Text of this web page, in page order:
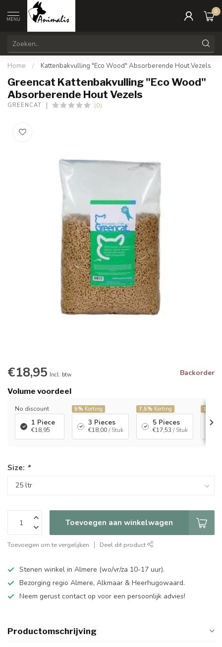
MENU
0
Home / Kattenbakvulling "Eco Wood" Absorberende Hout Vezels
Greencat Kattenbakvulling "Eco Wood"
Absorberende Hout Vezels
GREENCAT (0)
€18,95 Incl. btw
Backorder
Volume voordeel
No discount
1 Piece
€18,95
5% Korting
3 Pieces
€18,00/ Stuk
7,5% Korting
5 Pieces
€17,53 / Stuk
10%
Size: *
Toevoegen aan winkelwagen
Toevoegen om te vergelijken Deel dit product
Stenen winkel in Almere (wo/vr/za 10-17 uur).
Bezorging regio Almere, Alkmaar & Heerhugowaard.
Neem gerust contact op voor een persoonlijk advies!
Productomschrijving